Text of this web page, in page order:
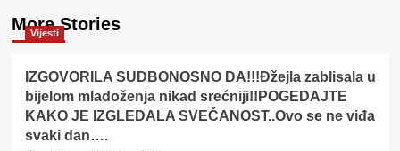
More Stories
Vijesti
IZGOVORILA SUDBONOSNO DA!!!Đžejla zablisala u
bijelom mladoženja nikad srećniji!!POGEDAJTE
KAKO JE IZGLEDALA SVEČANOST..Ovo se ne viđa
svaki dan….